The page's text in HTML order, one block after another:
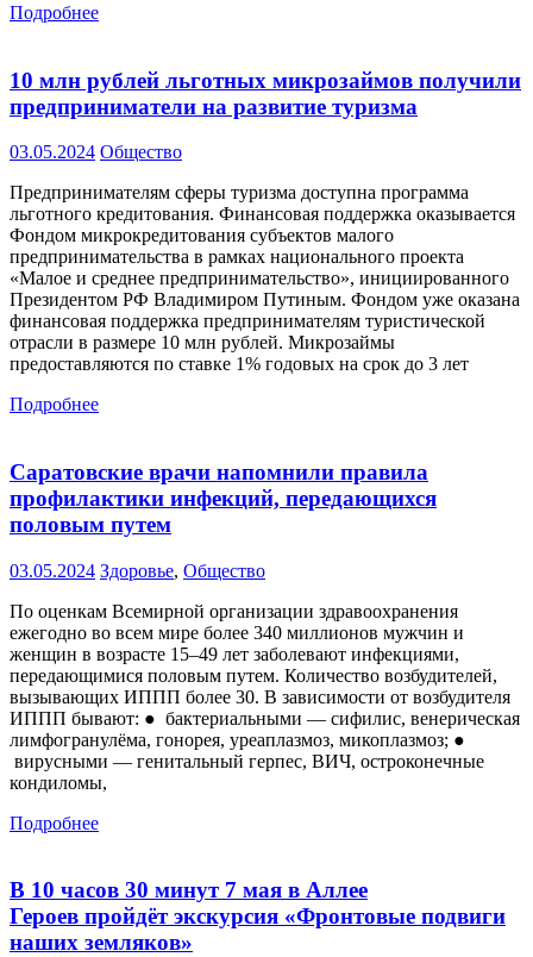
Подробнее
10 млн рублей льготных микрозаймов получили
предприниматели на развитие туризма
03.05.2024 Общество
Предпринимателям сферы туризма доступна программа
льготного кредитования. Финансовая поддержка оказывается
Фондом микрокредитования субъектов малого
предпринимательства в рамках национального проекта
«Малое и среднее предпринимательство», инициированного
Президентом РФ Владимиром Путиным. Фондом уже оказана
финансовая поддержка предпринимателям туристической
отрасли в размере 10 млн рублей. Микрозаймы
предоставляются по ставке 1% годовых на срок до 3 лет
Подробнее
Саратовские врачи напомнили правила
профилактики инфекций, передающихся
половым путем
03.05.2024 Здоровье, Общество
По оценкам Всемирной организации здравоохранения
ежегодно во всем мире более 340 миллионов мужчин и
женщин в возрасте 15–49 лет заболевают инфекциями,
передающимися половым путем. Количество возбудителей,
вызывающих ИППП более 30. В зависимости от возбудителя
ИППП бывают: ● бактериальными — сифилис, венерическая
лимфогранулёма, гонорея, уреаплазмоз, микоплазмоз; ●
вирусными — генитальный герпес, ВИЧ, остроконечные
кондиломы,
Подробнее
В 10 часов 30 минут 7 мая в Аллее
Героев пройдёт экскурсия «Фронтовые подвиги
наших земляков»